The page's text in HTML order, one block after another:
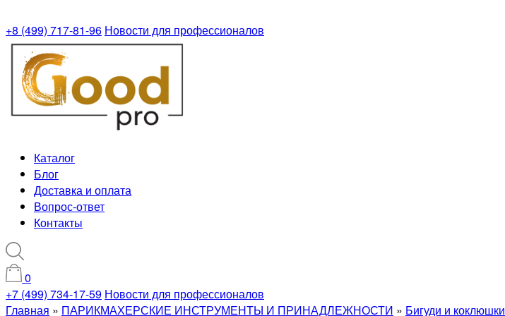
+8 (499) 717-81-96 Новости для профессионалов
Каталог
Блог
Доставка и оплата
Вопрос-ответ
Контакты
0
+7 (499) 734-17-59 Новости для профессионалов
Главная » ПАРИКМАХЕРСКИЕ ИНСТРУМЕНТЫ И ПРИНАДЛЕЖНОСТИ » Бигуди и коклюшки